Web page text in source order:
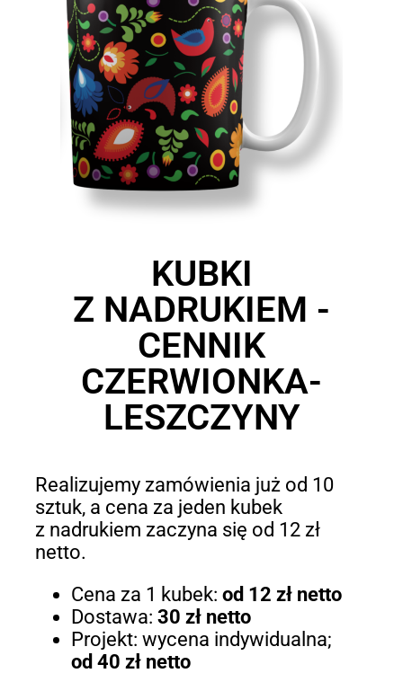
KUBKI
Z NADRUKIEM -
CENNIK
CZERWIONKA-
LESZCZYNY
Realizujemy zamówienia już od 10
sztuk, a cena za jeden kubek
z nadrukiem zaczyna się od 12 zł
netto.
Cena za 1 kubek: od 12 zł netto
Dostawa: 30 zł netto
Projekt: wycena indywidualna;
od 40 zł netto